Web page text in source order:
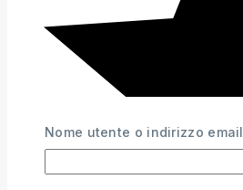
Nome utente o indirizzo email